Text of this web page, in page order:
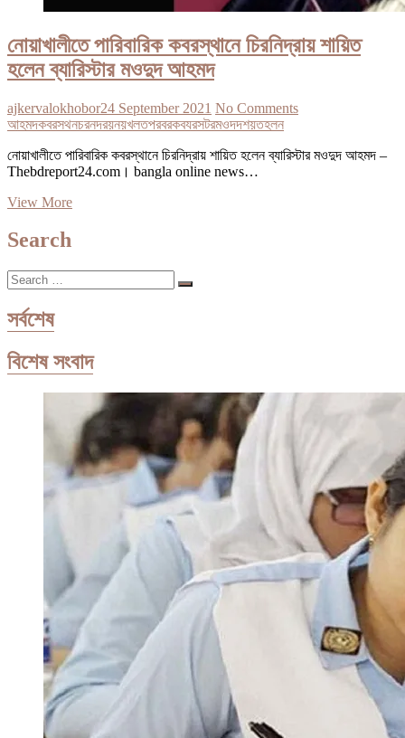
নোয়াখালীতে পারিবারিক কবরস্থানে চিরনিদ্রায় শায়িত
হলেন ব্যারিস্টার মওদুদ আহমদ
ajkervalokhobor24 September 2021 No Comments
আহমদকবরসথনচরনদরয়নয়খলতপরবরকবযরসটরমওদদশয়তহলন
নোয়াখালীতে পারিবারিক কবরস্থানে চিরনিদ্রায় শায়িত হলেন ব্যারিস্টার মওদুদ আহমদ –
Thebdreport24.com। bangla online news…
View Moreনোয়াখালীতে
Search
Search
…
সর্বশেষ
বিশেষ সংবাদ